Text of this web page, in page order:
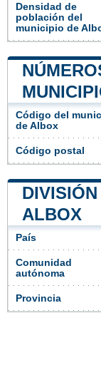
Densidad de
población del
municipio de
Código del
de Albox
Código postal
ALBOX
País
Comunidad
autónoma
Provincia